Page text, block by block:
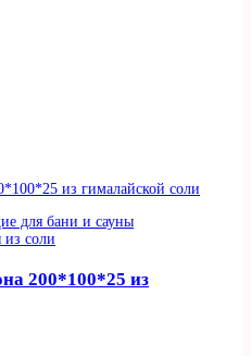
для бани и сауны
из соли
200*100*25 из